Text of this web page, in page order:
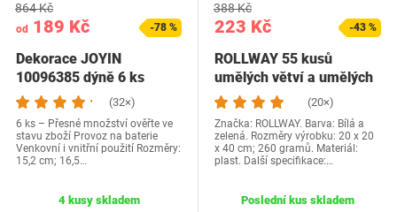
od 189 Kč
864 Kč
-78 %
Dekorace JOYIN
10096385 dýně 6 ks
(32×)
6 ks – Přesné množství ověřte ve
stavu zboží Provoz na baterie
Venkovní i vnitřní použití Rozměry:
15,2 cm; 16,5…
4 kusy skladem
223 Kč
388 Kč
-43 %
ROLLWAY 55 kusů
umělých větví a umělých
květin, bílé…
(20×)
Značka: ROLLWAY. Barva: Bílá a
zelená. Rozměry výrobku: 20 x 20
x 40 cm; 260 gramů. Materiál:
plast. Další specifikace:…
Poslední kus skladem